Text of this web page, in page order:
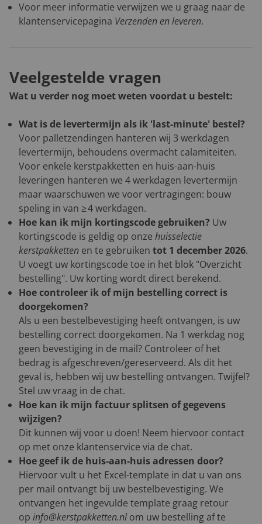
Voor meer informatie verwijzen we u graag naar de
klantenservicepagina Verzenden en leveren.
Veelgestelde vragen
Wat u verder nog moet weten voordat u bestelt:
Wat is de levertermijn als ik 'last-minute' bestel?
Voor palletzendingen hanteren wij 3 werkdagen
levertermijn, behoudens overmacht calamiteiten.
Voor enkele kerstpakketten en huis-aan-huis
leveringen hanteren we 4 werkdagen levertermijn
maar waarschuwen we voor vertragingen: bouw
speling in van ≥ 4 werkdagen.
Hoe kan ik mijn kortingscode gebruiken? Uw
kortingscode is geldig op onze huisselectie
kerstpakketten en te gebruiken tot 1 december 2026.
U voegt uw kortingscode toe in het blok "Overzicht
bestelling". Uw korting wordt direct berekend.
Hoe controleer ik of mijn bestelling correct is
doorgekomen?
Als u een bestelbevestiging heeft ontvangen, is uw
bestelling correct doorgekomen. Na 1 werkdag nog
geen bevestiging in de mail? Controleer of het
bedrag is afgeschreven/gereserveerd. Als dit het
geval is, hebben wij uw bestelling ontvangen. Twijfel?
Stel uw vraag in de chat.
Hoe kan ik mijn factuur splitsen of gegevens
wijzigen?
Dit kunnen wij voor u doen! Neem hiervoor contact
op met onze klantenservice via de chat.
Hoe geef ik de huis-aan-huis adressen door?
Hiervoor vult u het Excel-template in dat u van ons
per mail ontvangt bij uw bestelbevestiging. We
ontvangen het ingevulde template graag retour
op info@kerstpakketten.nlom uw bestelling af te